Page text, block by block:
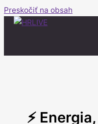
Preskočiť na obsah
⚡